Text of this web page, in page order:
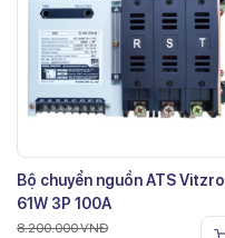
Bộ chuyển nguồn ATS Vitzro
61W 3P 100A
8.200.000VNĐ